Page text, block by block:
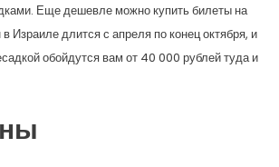
Еще дешевле можно купить билеты на
Израиле длится с апреля по конец октября, и
обойдутся вам от 40 000 рублей туда и